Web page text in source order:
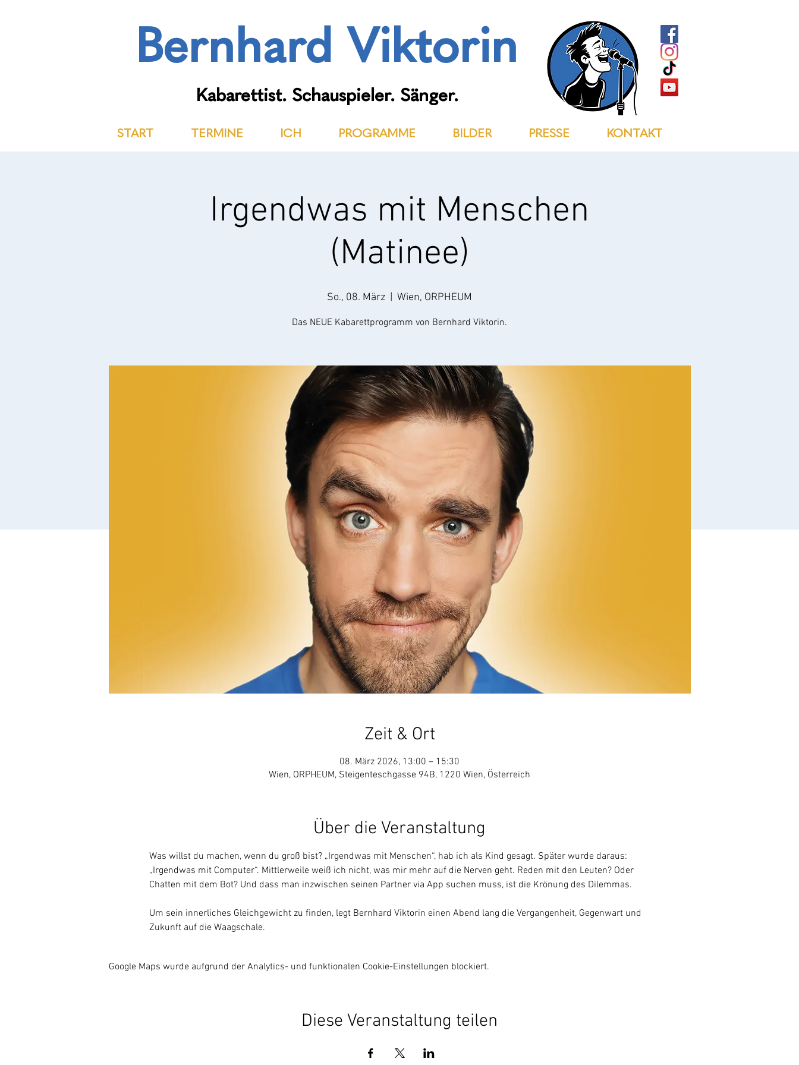
Bernhard Viktorin
Kabarettist. Schauspieler. Sänger.
START TERMINE ICH PROGRAMME BILDER PRESSE KONTAKT
Irgendwas mit Menschen
(Matinee)
So., 08. März Wien, ORPHEUM
Das NEUE Kabarettprogramm von Bernhard Viktorin.
Zeit & Ort
08. März 2026, 13:00 – 15:30
Wien, ORPHEUM, Steigenteschgasse 94B, 1220 Wien, Österreich
Über die Veranstaltung
Was willst du machen, wenn du groß bist? „Irgendwas mit Menschen“, hab ich als Kind gesagt. Später wurde daraus:
„Irgendwas mit Computer“. Mittlerweile weiß ich nicht, was mir mehr auf die Nerven geht. Reden mit den Leuten? Oder
Chatten mit dem Bot? Und dass man inzwischen seinen Partner via App suchen muss, ist die Krönung des Dilemmas.
Um sein innerliches Gleichgewicht zu finden, legt Bernhard Viktorin einen Abend lang die Vergangenheit, Gegenwart und
Zukunft auf die Waagschale.
Google Maps wurde aufgrund der Analytics- und funktionalen Cookie-Einstellungen blockiert.
Diese Veranstaltung teilen